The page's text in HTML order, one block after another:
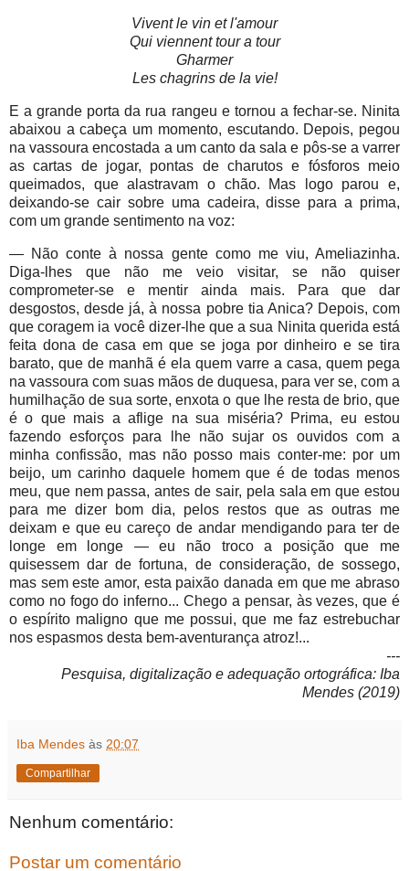
Vivent le vin et l'amour
Qui viennent tour a tour
Gharmer
Les chagrins de la vie!
E a grande porta da rua rangeu e tornou a fechar-se. Ninita
abaixou a cabeça um momento, escutando. Depois, pegou
na vassoura encostada a um canto da sala e pôs-se a varrer
as cartas de jogar, pontas de charutos e fósforos meio
queimados, que alastravam o chão. Mas logo parou e,
deixando-se cair sobre uma cadeira, disse para a prima,
com um grande sentimento na voz:
— Não conte à nossa gente como me viu, Ameliazinha.
Diga-lhes que não me veio visitar, se não quiser
comprometer-se e mentir ainda mais. Para que dar
desgostos, desde já, à nossa pobre tia Anica? Depois, com
que coragem ia você dizer-lhe que a sua Ninita querida está
feita dona de casa em que se joga por dinheiro e se tira
barato, que de manhã é ela quem varre a casa, quem pega
na vassoura com suas mãos de duquesa, para ver se, com a
humilhação de sua sorte, enxota o que lhe resta de brio, que
é o que mais a aflige na sua miséria? Prima, eu estou
fazendo esforços para lhe não sujar os ouvidos com a
minha confissão, mas não posso mais conter-me: por um
beijo, um carinho daquele homem que é de todas menos
meu, que nem passa, antes de sair, pela sala em que estou
para me dizer bom dia, pelos restos que as outras me
deixam e que eu careço de andar mendigando para ter de
longe em longe — eu não troco a posição que me
quisessem dar de fortuna, de consideração, de sossego,
mas sem este amor, esta paixão danada em que me abraso
como no fogo do inferno... Chego a pensar, às vezes, que é
o espírito maligno que me possui, que me faz estrebuchar
nos espasmos desta bem-aventurança atroz!...
---
Pesquisa, digitalização e adequação ortográfica: Iba
Mendes (2019)
Iba Mendes às 20:07
Compartilhar
Nenhum comentário:
Postar um comentário